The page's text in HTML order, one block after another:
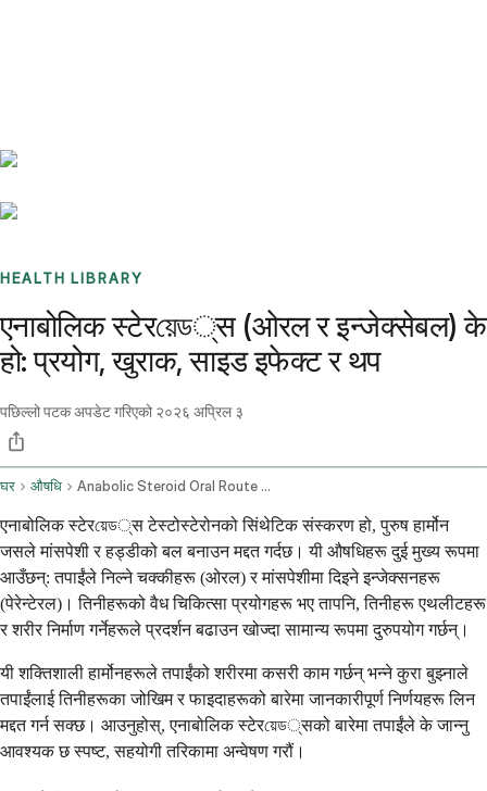
HEALTH LIBRARY
एनाबोलिक स्टेरয়েড्स (ओरल र इन्जेक्सेबल) के
हो: प्रयोग, खुराक, साइड इफेक्ट र थप
पछिल्लो पटक अपडेट गरिएको २०२६ अप्रिल ३
घर औषधि Anabolic Steroid Oral Route Parenteral Route
एनाबोलिक स्टेरয়েড्स टेस्टोस्टेरोनको सिंथेटिक संस्करण हो, पुरुष हार्मोन
जसले मांसपेशी र हड्डीको बल बनाउन मद्दत गर्दछ। यी औषधिहरू दुई मुख्य रूपमा
आउँछन्: तपाईंले निल्ने चक्कीहरू (ओरल) र मांसपेशीमा दिइने इन्जेक्सनहरू
(पेरेन्टेरल)। तिनीहरूको वैध चिकित्सा प्रयोगहरू भए तापनि, तिनीहरू एथलीटहरू
र शरीर निर्माण गर्नेहरूले प्रदर्शन बढाउन खोज्दा सामान्य रूपमा दुरुपयोग गर्छन्।
यी शक्तिशाली हार्मोनहरूले तपाईंको शरीरमा कसरी काम गर्छन् भन्ने कुरा बुझ्नाले
तपाईंलाई तिनीहरूका जोखिम र फाइदाहरूको बारेमा जानकारीपूर्ण निर्णयहरू लिन
मद्दत गर्न सक्छ। आउनुहोस्, एनाबोलिक स्टेरয়েড्सको बारेमा तपाईंले के जान्नु
आवश्यक छ स्पष्ट, सहयोगी तरिकामा अन्वेषण गरौं।